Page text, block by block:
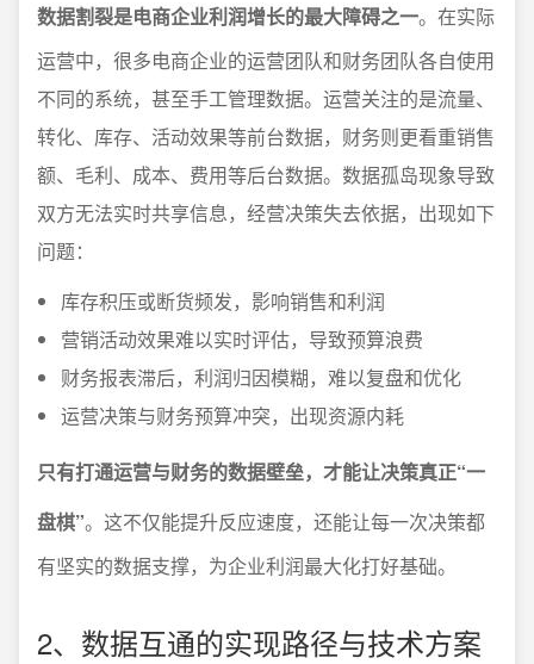
数据割裂是电商企业利润增长的最大障碍之一。在实际
运营中，很多电商企业的运营团队和财务团队各自使用
不同的系统，甚至手工管理数据。运营关注的是流量、
转化、库存、活动效果等前台数据，财务则更看重销售
额、毛利、成本、费用等后台数据。数据孤岛现象导致
双方无法实时共享信息，经营决策失去依据，出现如下
问题：
库存积压或断货频发，影响销售和利润
营销活动效果难以实时评估，导致预算浪费
财务报表滞后，利润归因模糊，难以复盘和优化
运营决策与财务预算冲突，出现资源内耗
只有打通运营与财务的数据壁垒，才能让决策真正“一
盘棋”。这不仅能提升反应速度，还能让每一次决策都
有坚实的数据支撑，为企业利润最大化打好基础。
2、数据互通的实现路径与技术方案